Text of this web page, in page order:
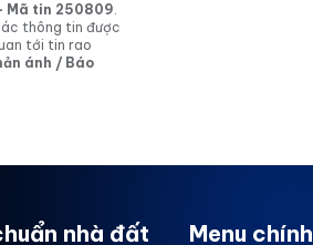
Mã tin 250809.
thông tin được
tới tin rao
ánh / Báo
nhà đất Menu chính